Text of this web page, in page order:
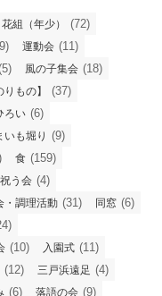
花組（年少） (72)
運動会 (11)
風の子集会 (18)
もの】 (37)
ろい (6)
いも堀り (9)
食 (159)
う会 (4)
・調理活動 (31) 同窓 (6)
(10) 入園式 (11)
(12) 三戸浜遠足 (4)
(6) 落語の会 (9)